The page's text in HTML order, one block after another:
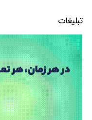
تبلیغات